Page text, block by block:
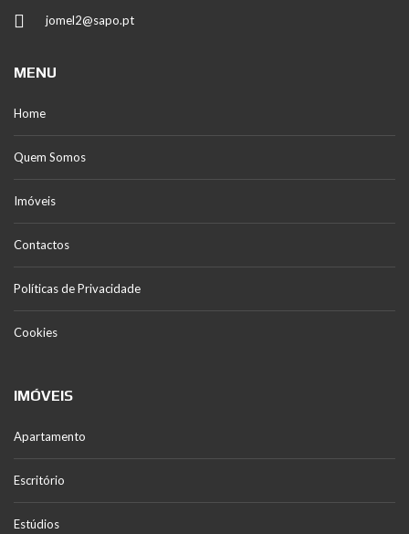
jomel2@sapo.pt
MENU
Home
Quem Somos
Imóveis
Contactos
Políticas de Privacidade
Cookies
IMÓVEIS
Apartamento
Escritório
Estúdios